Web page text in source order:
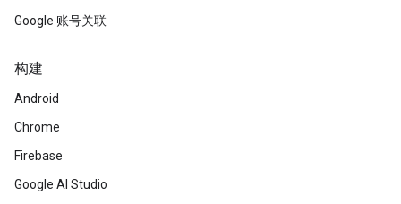
Google 账号关联
构建
Android
Chrome
Firebase
Google AI Studio